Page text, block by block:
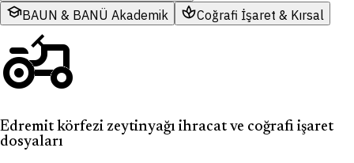
schoolBAUN & BANÜ Akademik spaCoğrafi İşaret & Kırsal
agriculture
Edremit körfezi zeytinyağı ihracat ve coğrafi işaret
dosyaları